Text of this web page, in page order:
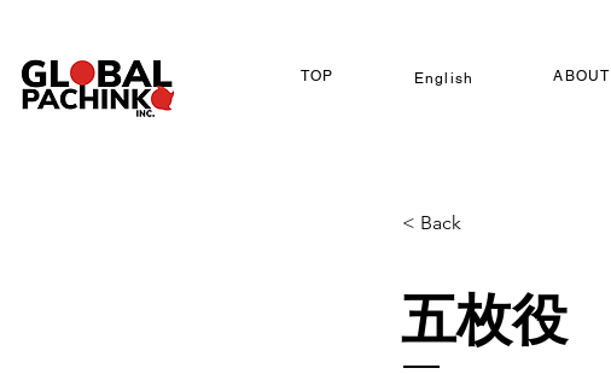
TOP English ABOUT
< Back
五枚役